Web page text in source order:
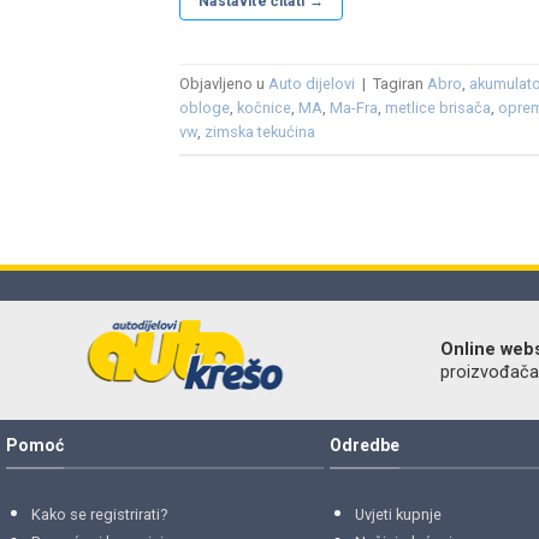
Objavljeno uAuto dijelovi | TagiranAbro,
obloge, kočnice, MA, Ma-Fra, metlice brisača,
vw, zimska tekućina
Online
Pomoć
Kako se registrirati?
Odredbe
Uvjeti kupnje